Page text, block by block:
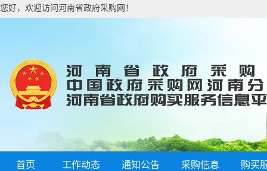
您好，欢迎访问河南省政府采购网！
首页 工作动态 通知公告 采购信息 购买